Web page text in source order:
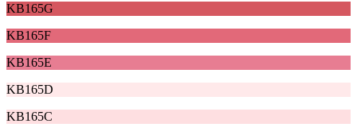
KB165G
KB165F
KB165E
KB165D
KB165C